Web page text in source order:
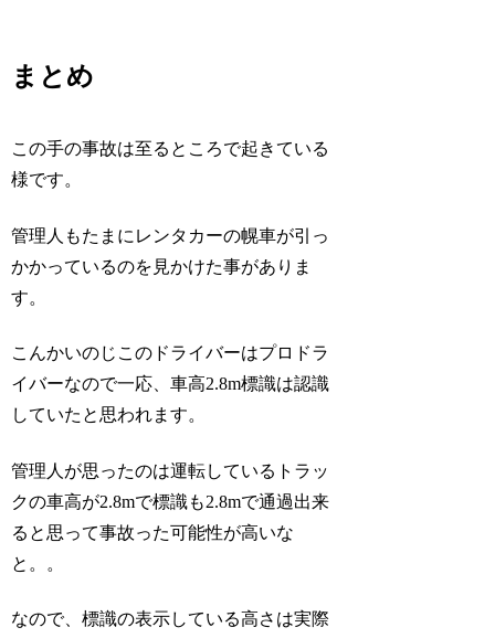
まとめ
この手の事故は至るところで起きている
様です。
管理人もたまにレンタカーの幌車が引っ
かかっているのを見かけた事がありま
す。
こんかいのじこのドライバーはプロドラ
イバーなので一応、車高2.8m標識は認識
していたと思われます。
管理人が思ったのは運転しているトラッ
クの車高が2.8mで標識も2.8mで通過出来
ると思って事故った可能性が高いな
と。。
なので、標識の表示している高さは実際